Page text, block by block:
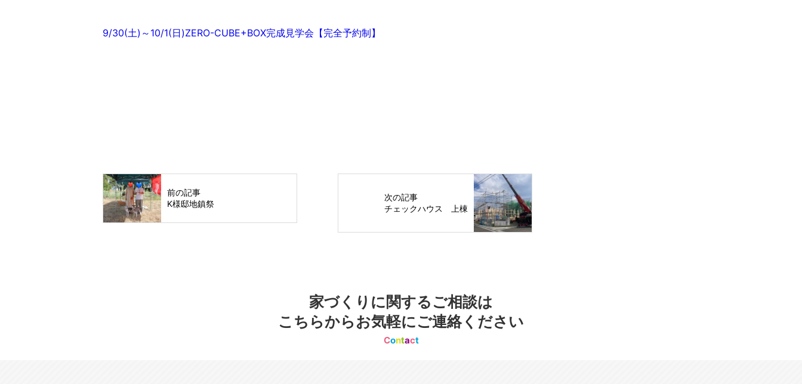
9/30(土)～10/1(日)ZERO-CUBE+BOX完成見学会【完全予約制】
前の記事
K様邸地鎮祭
次の記事
チェックハウス 上棟
家づくりに関するご相談は
こちらからお気軽にご連絡ください
Contact